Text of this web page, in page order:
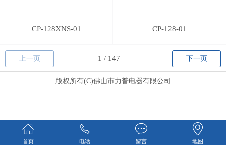
CP-128XNS-01 CP-128-01
上一页 下一页
版权所有(C)佛山市力普电器有限公司
首页 电话 留言 地图